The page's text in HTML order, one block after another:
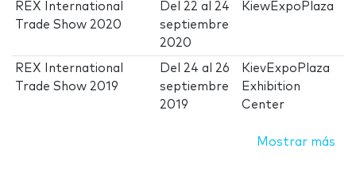
REX International
Trade Show 2020
Del 22 al 24
septiembre
2020
KiewExpoPlaza
REX International
Trade Show 2019
Del 24 al 26
septiembre
2019
KievExpoPlaza
Exhibition
Center
Mostrar más